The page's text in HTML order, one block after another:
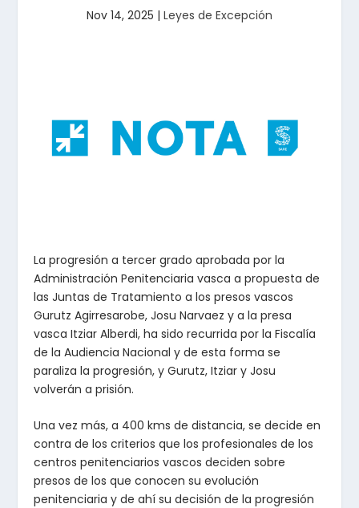
Nov 14, 2025 | Leyes de Excepción
La progresión a tercer grado aprobada por la
Administración Penitenciaria vasca a propuesta de
las Juntas de Tratamiento a los presos vascos
Gurutz Agirresarobe, Josu Narvaez y a la presa
vasca Itziar Alberdi, ha sido recurrida por la Fiscalía
de la Audiencia Nacional y de esta forma se
paraliza la progresión, y Gurutz, Itziar y Josu
volverán a prisión.
Una vez más, a 400 kms de distancia, se decide en
contra de los criterios que los profesionales de los
centros penitenciarios vascos deciden sobre
presos de los que conocen su evolución
penitenciaria y de ahí su decisión de la progresión